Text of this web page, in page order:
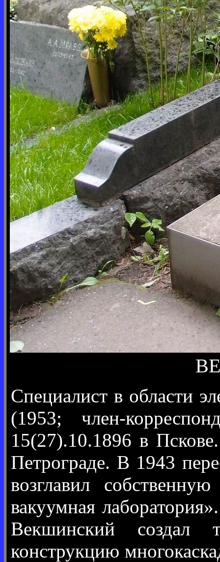
Специалист в области
(1953; член-
15(27).10.1896 в
Петрограде. В 1943
возглавил
вакуумная
Векшинский создал
конструкцию